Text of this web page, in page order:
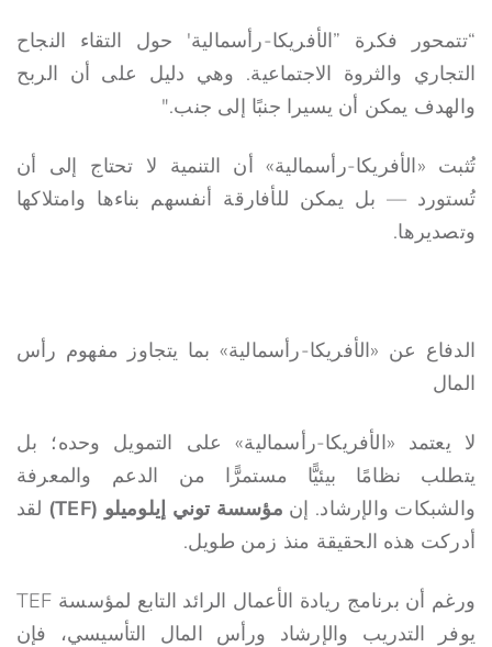
“تتمحور فكرة ”الأفريكا-رأسمالية' حول التقاء النجاح
التجاري والثروة الاجتماعية. وهي دليل على أن الربح
والهدف يمكن أن يسيرا جنبًا إلى جنب."
تُثبت «الأفريكا-رأسمالية» أن التنمية لا تحتاج إلى أن
تُستورد — بل يمكن للأفارقة أنفسهم بناءها وامتلاكها
وتصديرها.
الدفاع عن «الأفريكا-رأسمالية» بما يتجاوز مفهوم رأس
المال
لا يعتمد «الأفريكا-رأسمالية» على التمويل وحده؛ بل
يتطلب نظامًا بيئيًّا مستمرًّا من الدعم والمعرفة
والشبكات والإرشاد. إن مؤسسة توني إيلوميلو (TEF)
لقد
أدركت هذه الحقيقة منذ زمن طويل.
ورغم أن برنامج ريادة الأعمال الرائد التابع لمؤسسة TEF
يوفر التدريب والإرشاد ورأس المال التأسيسي، فإن